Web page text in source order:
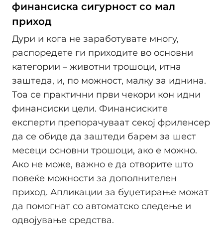
финансиска сигурност со мал
приход
Дури и кога не заработувате многу,
распоредете ги приходите во основни
категории – животни трошоци, итна
заштеда, и, по можност, малку за иднина.
Тоа се практични први чекори кон идни
финансиски цели. Финансиските
експерти препорачуваат секој фриленсер
да се обиде да заштеди барем за шест
месеци основни трошоци, ако е можно.
Ако не може, важно е да отворите што
повеќе можности за дополнителен
приход. Апликации за буџетирање можат
да помогнат со автоматско следење и
одвојување средства.